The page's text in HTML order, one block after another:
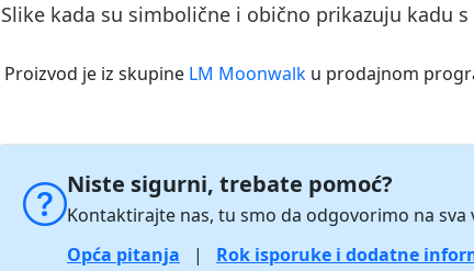
Slike kada su simbolične i obično prikazuju kadu
Proizvod je iz skupine LM Moonwalk u prodajnom
Niste sigurni, trebate pomoć?
Kontaktirajte nas, tu smo da odgovorimo na sva
Opća pitanja
| Rok isporuke i dodatne